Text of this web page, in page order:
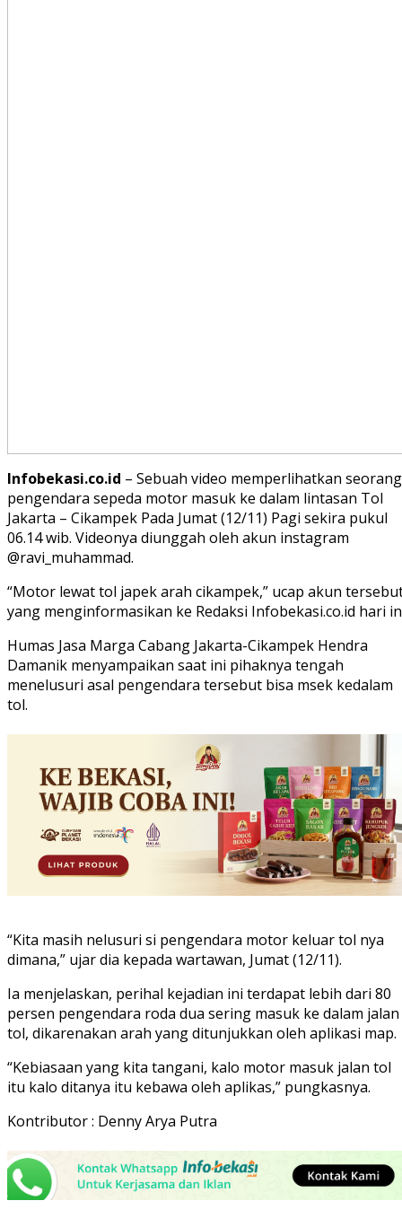
Infobekasi.co.id – Sebuah video memperlihatkan seorang
pengendara sepeda motor masuk ke dalam lintasan Tol
Jakarta – Cikampek Pada Jumat (12/11) Pagi sekira pukul
06.14 wib. Videonya diunggah oleh akun instagram
@ravi_muhammad.
“Motor lewat tol japek arah cikampek,” ucap akun
yang menginformasikan ke Redaksi Infobekasi.co.id hari
Humas Jasa Marga Cabang Jakarta-Cikampek Hendra
Damanik menyampaikan saat ini pihaknya tengah
menelusuri asal pengendara tersebut bisa msek kedalam
tol.
“Kita masih nelusuri si pengendara motor keluar tol nya
dimana,” ujar dia kepada wartawan, Jumat (12/11).
Ia menjelaskan, perihal kejadian ini terdapat lebih dari 80
persen pengendara roda dua sering masuk ke dalam jalan
tol, dikarenakan arah yang ditunjukkan oleh aplikasi map.
“Kebiasaan yang kita tangani, kalo motor masuk jalan tol
itu kalo ditanya itu kebawa oleh aplikas,” pungkasnya.
Kontributor : Denny Arya Putra